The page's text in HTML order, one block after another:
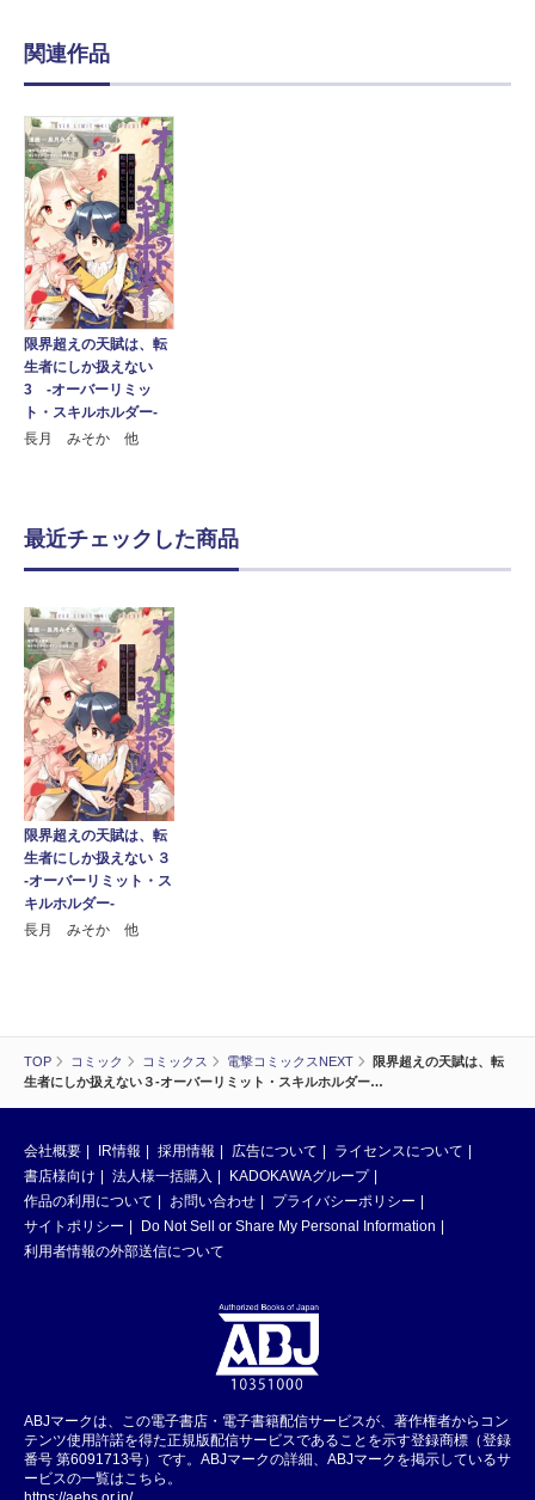
TOP コミック コミックス 電撃コミックスNEXT
限界超えの天賦は、転
生者にしか扱えない３‐オーバーリミット・スキルホルダー…
関連作品
限界超えの天賦は、転
生者にしか扱えない
3 ‐オーバーリミッ
ト・スキルホルダー‐
長月 みそか 他
最近チェックした商品
限界超えの天賦は、転
生者にしか扱えない ３
‐オーバーリミット・ス
キルホルダー‐
長月 みそか 他
会社概要 IR情報 採用情報 広告について
ライセンスについて
書店様向け
法人様一括購入
KADOKAWAグループ
作品の利用について
お問い合わせ
プライバシーポリシー
サイトポリシー
Do Not Sell or Share My Personal Information
利用者情報の外部送信について
ABJマークは、この電子書店・電子書籍配信サービスが、著作権者からコン
テンツ使用許諾を得た正規版配信サービスであることを示す登録商標（登録
番号 第6091713号）です。ABJマークの詳細、ABJマークを掲示しているサ
ービスの一覧はこちら。